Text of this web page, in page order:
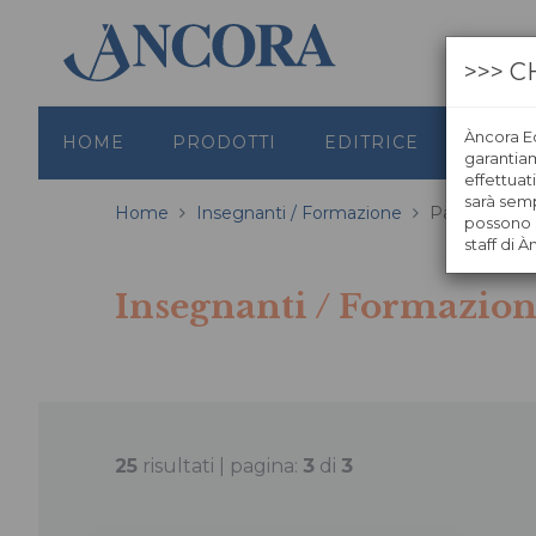
HOME PRODOTTI EDITRICE
Home Insegnanti / Formazione Pagina 3
Insegnanti /
25 risultati | pagina: 3 di 3
>>>
Àncora
sarà
possono
staff di